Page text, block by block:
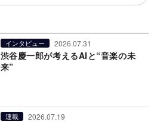
インタビュー 2026.07.31
渋谷慶一郎が考えるAIと“音楽の未
来”
連載 2026.07.19